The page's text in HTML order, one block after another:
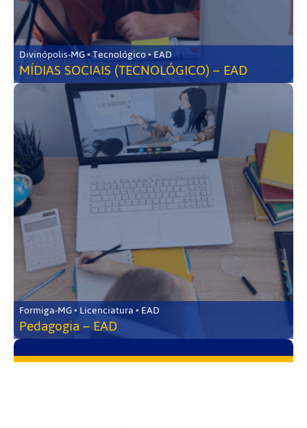
Divinópolis-MG • Tecnológico • EAD
MÍDIAS SOCIAIS (TECNOLÓGICO) – EAD
Formiga-MG • Licenciatura • EAD
Pedagogia – EAD